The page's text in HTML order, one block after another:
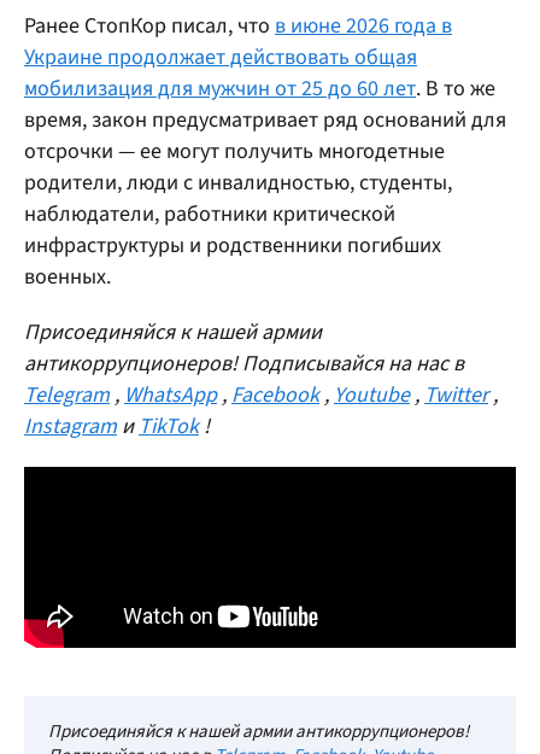
Ранее СтопКор писал, что в июне 2026 года в
Украине продолжает действовать общая
мобилизация для мужчин от 25 до 60 лет. В то же
время, закон предусматривает ряд оснований для
отсрочки — ее могут получить многодетные
родители, люди с инвалидностью, студенты,
наблюдатели, работники критической
инфраструктуры и родственники погибших
военных.
Присоединяйся к нашей армии
антикоррупционеров! Подписывайся на нас в
Telegram ,WhatsApp ,Facebook ,Youtube ,Twitter ,
Instagram иTikTok !
Присоединяйся к нашей армии антикоррупционеров!